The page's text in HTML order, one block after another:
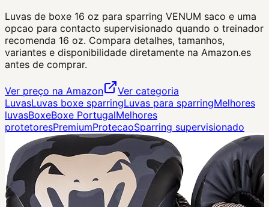
Luvas de boxe 16 oz para sparring VENUM saco e uma
opcao para contacto supervisionado quando o treinador
recomenda 16 oz. Compara detalhes, tamanhos,
variantes e disponibilidade diretamente na Amazon.es
antes de comprar.
Ver preço na Amazon
Ver categoria
LuvasLuvas boxe sparringLuvas para sparringMelhores
luvasBoxeBoxe PortugalMelhores
protetoresPremiumProtecaoSparring supervisionado